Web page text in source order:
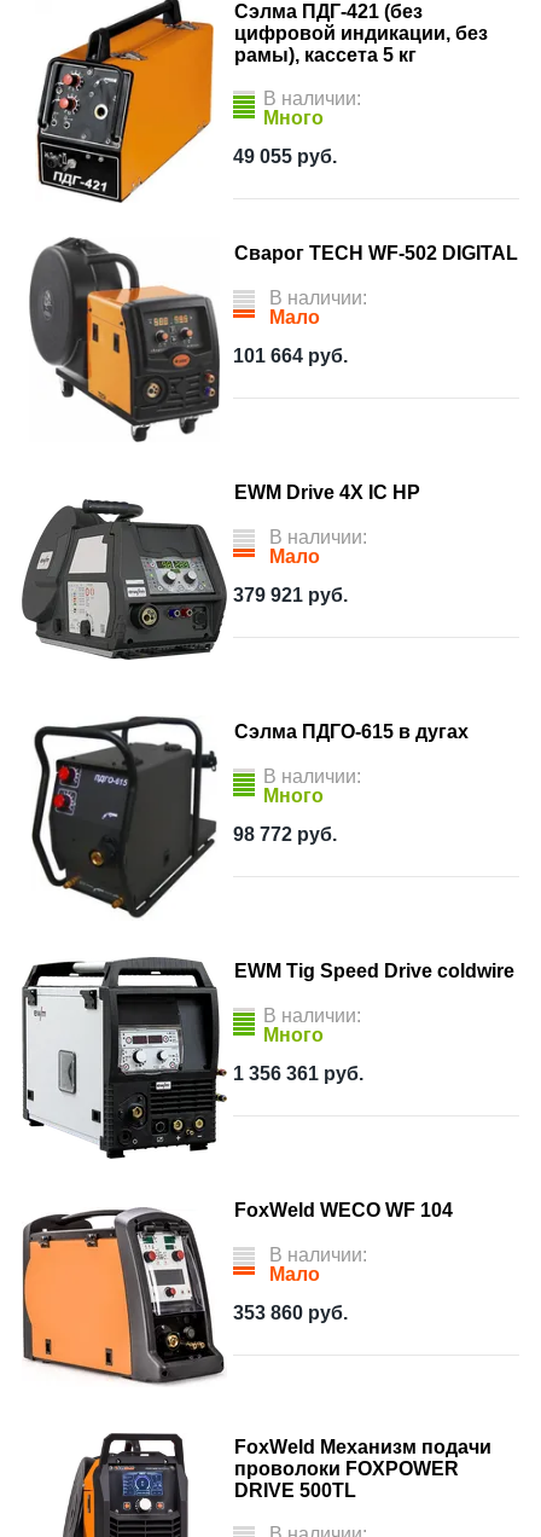
Сэлма ПДГ-421 (без
цифровой индикации, без
рамы), кассета 5 кг
В наличии:
Много
49 055 руб.
Сварог TECH WF-502 DIGITAL
В наличии:
Мало
101 664 руб.
EWM Drive 4X IC HP
В наличии:
Мало
379 921 руб.
Сэлма ПДГО-615 в дугах
В наличии:
Много
98 772 руб.
EWM Tig Speed Drive coldwire
В наличии:
Много
1 356 361 руб.
FoxWeld WECO WF 104
В наличии:
Мало
353 860 руб.
FoxWeld Механизм подачи
проволоки FOXPOWER
DRIVE 500TL